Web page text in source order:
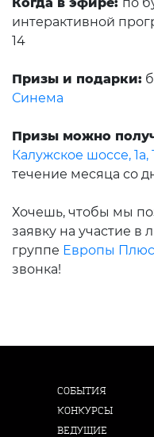
Когда в эфире: по
интерактивной
14
Призы и подарки:
Синема
Призы можно
Калужское шоссе,
течение месяца со
Хочешь, чтобы мы
заявку на участие в
группе Европы Плюс
звонка!
СОБЫТИЯ
КОНКУРСЫ
ВЕДУЩИЕ